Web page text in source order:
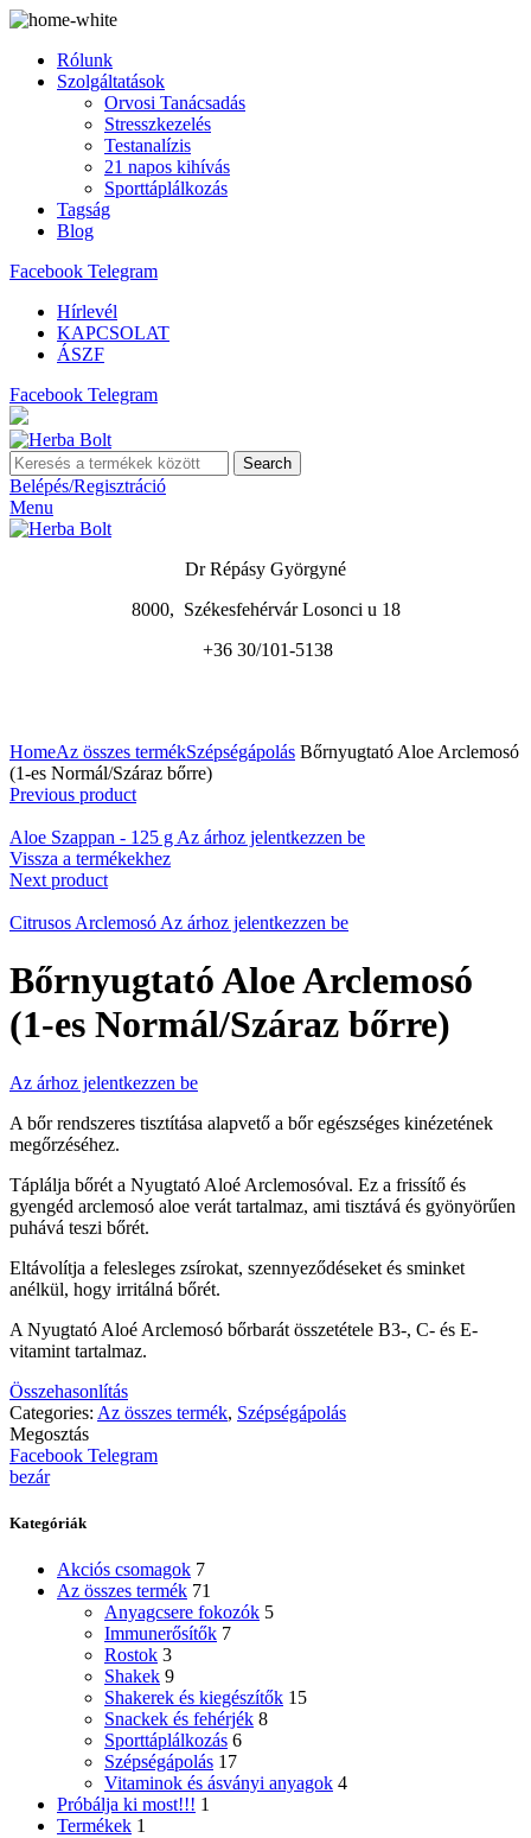
Rólunk
Szolgáltatások
Orvosi Tanácsadás
Stresszkezelés
Testanalízis
21 napos kihívás
Sporttáplálkozás
Tagság
Blog
Facebook Telegram
Hírlevél
KAPCSOLAT
ÁSZF
Facebook Telegram
Search
Belépés/Regisztráció
Menu
Dr Répásy Györgyné
8000, Székesfehérvár Losonci u 18
+36 30/101-5138
HomeAz összes termékSzépségápolás Bőrnyugtató Aloe Arclemosó
(1-es Normál/Száraz bőrre)
Previous product
Aloe Szappan - 125 g Az árhoz jelentkezzen be
Vissza a termékekhez
Next product
Citrusos Arclemosó Az árhoz jelentkezzen be
Bőrnyugtató Aloe Arclemosó
(1-es Normál/Száraz bőrre)
Az árhoz jelentkezzen be
A bőr rendszeres tisztítása alapvető a bőr egészséges kinézetének
megőrzéséhez.
Táplálja bőrét a Nyugtató Aloé Arclemosóval. Ez a frissítő és
gyengéd arclemosó aloe verát tartalmaz, ami tisztává és gyönyörűen
puhává teszi bőrét.
Eltávolítja a felesleges zsírokat, szennyeződéseket és sminket
anélkül, hogy irritálná bőrét.
A Nyugtató Aloé Arclemosó bőrbarát összetétele B3-, C- és E-
vitamint tartalmaz.
Összehasonlítás
Categories: Az összes termék, Szépségápolás
Megosztás
Facebook Telegram
bezár
Kategóriák
Akciós csomagok 7
Az összes termék 71
Anyagcsere fokozók 5
Immunerősítők 7
Rostok 3
Shakek 9
Shakerek és kiegészítők 15
Snackek és fehérjék 8
Sporttáplálkozás 6
Szépségápolás 17
Vitaminok és ásványi anyagok 4
Próbálja ki most!!! 1
Termékek 1